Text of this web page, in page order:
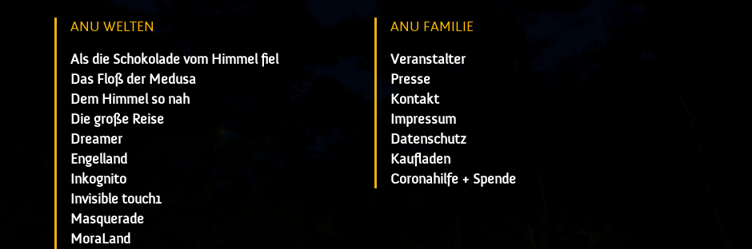
ANU WELTEN
Als die Schokolade vom Himmel fiel
Das Floß der Medusa
Dem Himmel so nah
Die große Reise
Dreamer
Engelland
Inkognito
Invisible touch1
Masquerade
MoraLand
ANU FAMILIE
Veranstalter
Presse
Kontakt
Impressum
Datenschutz
Kaufladen
Coronahilfe + Spende